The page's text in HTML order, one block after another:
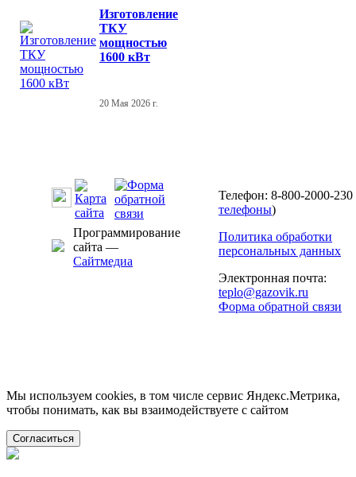
Изготовление
ТКУ
мощностью
1600 кВт
20 Мая 2026 г.
Программирование
сайта —
Сайтмедиа
Телефон: 8-800-2000-230
телефоны)
Политика обработки
персональных данных
Электронная почта:
teplo@gazovik.ru
Форма обратной связи
Мы используем cookies, в том числе сервис Яндекс.Метрика,
чтобы понимать, как вы взаимодействуете с сайтом
Согласиться